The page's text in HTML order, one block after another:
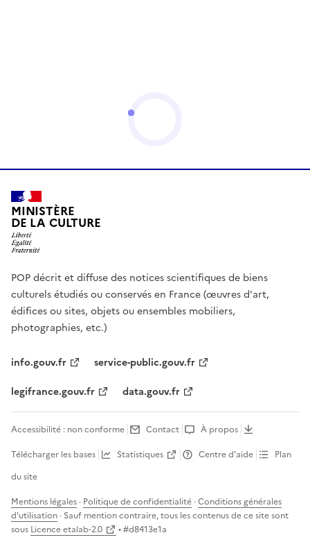
MINISTÈRE
DE LA CULTURE
POP décrit et diffuse des notices scientifiques de biens
culturels étudiés ou conservés en France (œuvres d'art,
édifices ou sites, objets ou ensembles mobiliers,
photographies, etc.)
info.gouv.fr
service-public.gouv.fr
legifrance.gouv.fr
data.gouv.fr
Accessibilité : non conforme Contact
À propos
Télécharger les bases
Statistiques Centre d’aide
Plan
du site
Mentions légales · Politique de confidentialité ·Conditions générales
d'utilisation · Sauf mention contraire, tous les contenus de ce site sont
sous Licence etalab-2.0 • #d8413e1a